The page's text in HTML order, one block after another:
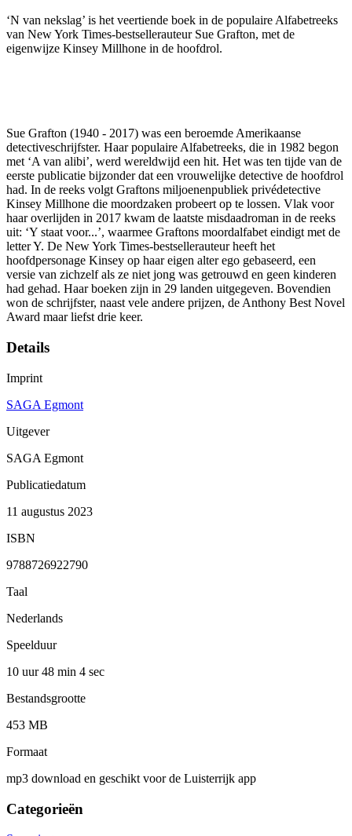
‘N van nekslag’ is het veertiende boek in de populaire Alfabetreeks
van New York Times-bestsellerauteur Sue Grafton, met de
eigenwijze Kinsey Millhone in de hoofdrol.
Sue Grafton (1940 - 2017) was een beroemde Amerikaanse
detectiveschrijfster. Haar populaire Alfabetreeks, die in 1982 begon
met ‘A van alibi’, werd wereldwijd een hit. Het was ten tijde van de
eerste publicatie bijzonder dat een vrouwelijke detective de hoofdrol
had. In de reeks volgt Graftons miljoenenpubliek privédetective
Kinsey Millhone die moordzaken probeert op te lossen. Vlak voor
haar overlijden in 2017 kwam de laatste misdaadroman in de reeks
uit: ‘Y staat voor...’, waarmee Graftons moordalfabet eindigt met de
letter Y. De New York Times-bestsellerauteur heeft het
hoofdpersonage Kinsey op haar eigen alter ego gebaseerd, een
versie van zichzelf als ze niet jong was getrouwd en geen kinderen
had gehad. Haar boeken zijn in 29 landen uitgegeven. Bovendien
won de schrijfster, naast vele andere prijzen, de Anthony Best Novel
Award maar liefst drie keer.
Details
Imprint
SAGA Egmont
Uitgever
SAGA Egmont
Publicatiedatum
11 augustus 2023
ISBN
9788726922790
Taal
Nederlands
Speelduur
10 uur 48 min 4 sec
Bestandsgrootte
453 MB
Formaat
mp3 download en geschikt voor de Luisterrijk app
Categorieën